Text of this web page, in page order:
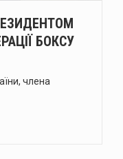
БОКСУ
члена